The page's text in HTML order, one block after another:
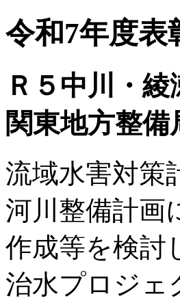
令和7年度表
Ｒ５中川・
関東地方整
流域水害対策
河川整備計画
作成等を検討
治水プロジェ